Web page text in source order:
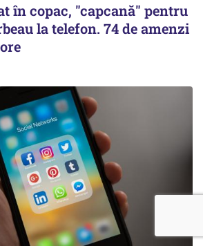
în copac, "capcană" pentru
la telefon. 74 de amenzi